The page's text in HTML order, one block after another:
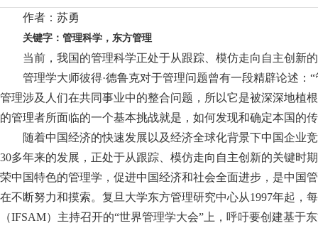
作者：苏勇
关键字：管理科学，东方管理
当前，我国的管理科学正处于从跟踪、模仿走向自主创新
管理学大师彼得·德鲁克对于管理问题曾有一段精辟论述
管理涉及人们在共同事业中的整合问题，所以它是被深深地植
的管理者所面临的一个基本挑战就是，如何发现和确定本国的
随着中国经济的快速发展以及经济全球化背景下中国企业
30多年来的发展，正处于从跟踪、模仿走向自主创新的关键时
荣中国特色的管理学，促进中国经济和社会全面进步，是中国
在不断努力和摸索。复旦大学东方管理研究中心从1997年起，
（IFSAM）主持召开的“世界管理学大会”上，呼吁要创建基